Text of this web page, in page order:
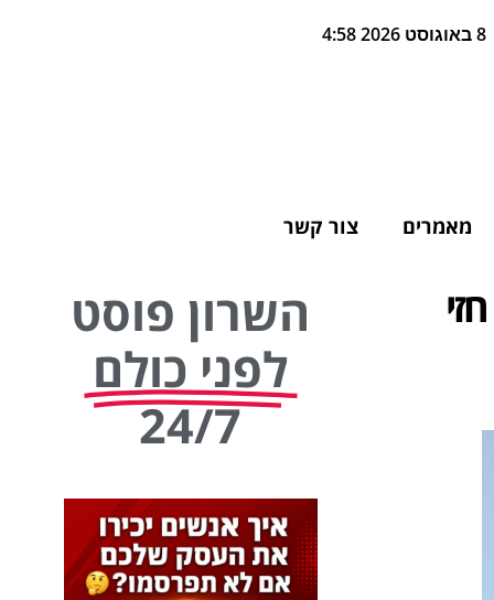
8 באוגוסט 2026 4:58
מאמרים צור קשר
השרון פוסט
לפני כולם
24/7